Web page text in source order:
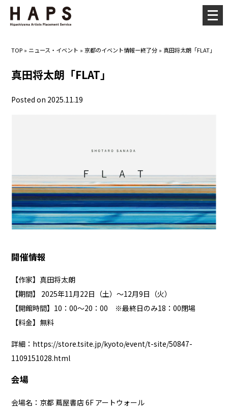
TOP » ニュース・イベント »京都のイベント情報ー終了分 » 真田将太朗「FLAT」
真田将太朗「FLAT」
Posted on 2025.11.19
開催情報
【作家】真田将太朗
【期間】 2025年11月22日（土）～12月9日（火）
【開館時間】10：00～20：00 ※最終日のみ18：00閉場
【料金】無料
詳細： https://store.tsite.jp/kyoto/event/t-site/50847-
1109151028.html
会場
会場名：京都 蔦屋書店 6F アートウォール
メ
ニ
ー